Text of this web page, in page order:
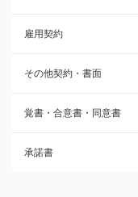
株主総会議事録・関連書
請負契約
フランチャイズ契約
賃貸借契約
雇用契約
その他契約・書面
覚書・合意書・同意書
承諾書